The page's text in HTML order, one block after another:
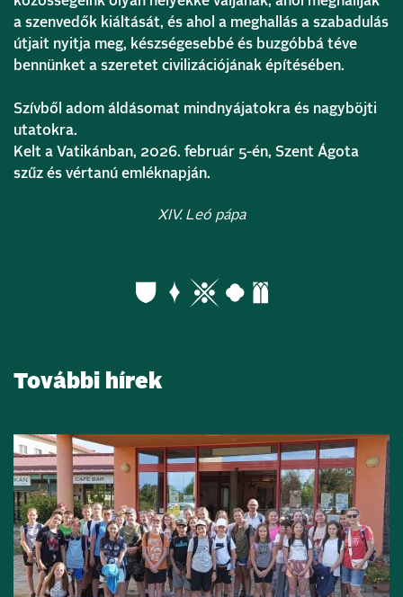
a szenvedők kiáltását, és ahol a meghallás a szabadulás
útjait nyitja meg, készségesebbé és buzgóbbá téve
bennünket a szeretet civilizációjának építésében.
Szívből adom áldásomat mindnyájatokra és nagyböjti
utatokra.
Kelt a Vatikánban, 2026. február 5-én, Szent Ágota
szűz és vértanú emléknapján.
XIV. Leó pápa
További hírek